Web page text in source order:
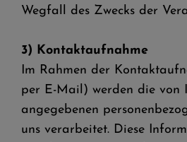
Wegfall des Zwecks der
3) Kontaktaufnahme
Im Rahmen der
per E-Mail) werden die von
angegebenen
uns verarbeitet. Diese